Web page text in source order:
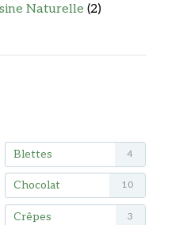
Naturelle (2)
Blettes 4
Chocolat 10
Crêpes 3